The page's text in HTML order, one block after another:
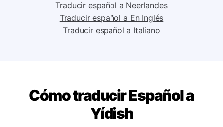
Traducir español a Aleman
Traducir español a Francés
Traducir español a Neerlandes
Cómo traducir Español a